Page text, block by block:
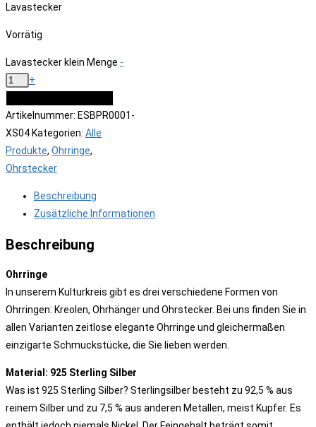
Lavastecker
Vorrätig
Lavastecker klein Menge -
+
Artikelnummer: ESBPR0001-
XS04 Kategorien: Alle
Produkte, Ohrringe,
Ohrstecker
Beschreibung
Zusätzliche Informationen
Beschreibung
Ohrringe
In unserem Kulturkreis gibt es drei verschiedene Formen von
Ohrringen: Kreolen, Ohrhänger und Ohrstecker. Bei uns finden Sie in
allen Varianten zeitlose elegante Ohrringe und gleichermaßen
einzigarte Schmuckstücke, die Sie lieben werden.
Material: 925 Sterling Silber
Was ist 925 Sterling Silber? Sterlingsilber besteht zu 92,5 % aus
reinem Silber und zu 7,5 % aus anderen Metallen, meist Kupfer. Es